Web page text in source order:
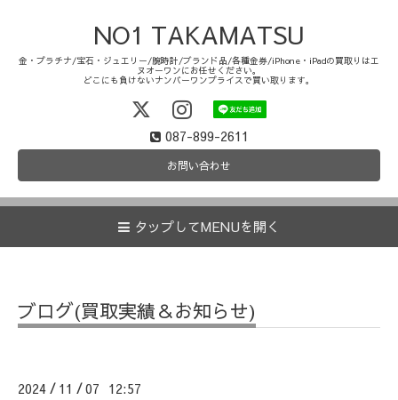
NO1 TAKAMATSU
金・プラチナ/宝石・ジュエリー/腕時計/ブランド品/各種金券/iPhone・iPadの買取りはエ
ヌオーワンにお任せください。
どこにも負けないナンバーワンプライスで買い取ります。
087-899-2611
お問い合わせ
タップしてMENUを開く
ブログ(買取実績＆お知らせ)
2024 / 11 /07 12:57